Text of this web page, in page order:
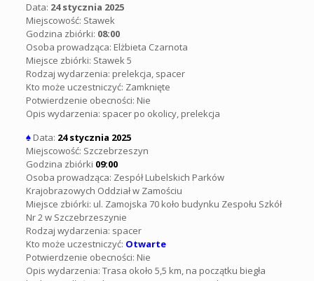
Data: 24 stycznia 2025
Miejscowość: Stawek
Godzina zbiórki: 08:00
Osoba prowadząca: Elżbieta Czarnota
Miejsce zbiórki: Stawek 5
Rodzaj wydarzenia: prelekcja, spacer
Kto może uczestniczyć: Zamknięte
Potwierdzenie obecności: Nie
Opis wydarzenia: spacer po okolicy, prelekcja
♠Data: 24 stycznia 2025
Miejscowość: Szczebrzeszyn
Godzina zbiórki 09:00
Osoba prowadząca: Zespół Lubelskich Parków
Krajobrazowych Oddział w Zamościu
Miejsce zbiórki: ul. Zamojska 70 koło budynku Zespołu Szkół
Nr 2 w Szczebrzeszynie
Rodzaj wydarzenia: spacer
Kto może uczestniczyć: Otwarte
Potwierdzenie obecności: Nie
Opis wydarzenia: Trasa około 5,5 km, na początku biegła